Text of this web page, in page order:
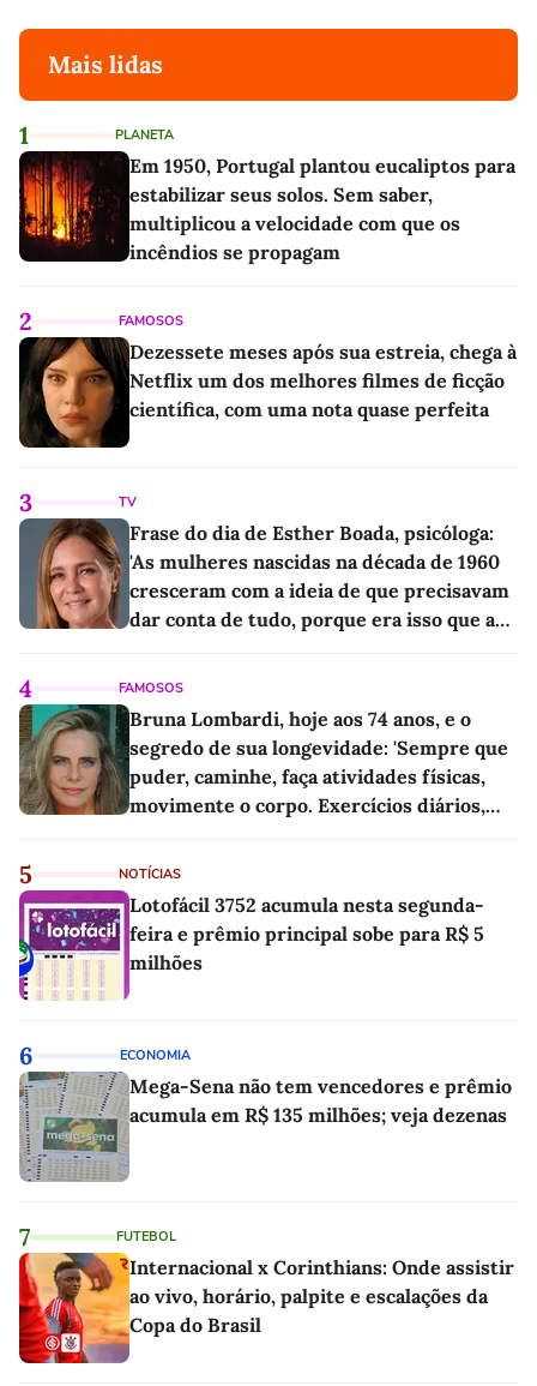
Mais lidas
1 PLANETA
Em 1950, Portugal plantou eucaliptos para
estabilizar seus solos. Sem saber,
multiplicou a velocidade com que os
incêndios se propagam
2 FAMOSOS
Dezessete meses após sua estreia, chega à
Netflix um dos melhores filmes de ficção
científica, com uma nota quase perfeita
3 TV
Frase do dia de Esther Boada, psicóloga:
'As mulheres nascidas na década de 1960
cresceram com a ideia de que precisavam
dar conta de tudo, porque era isso que a
4 FAMOSOS
Bruna Lombardi, hoje aos 74 anos, e o
segredo de sua longevidade: 'Sempre que
puder, caminhe, faça atividades físicas,
movimente o corpo. Exercícios diários,
5 NOTÍCIAS
Lotofácil 3752 acumula nesta segunda-
feira e prêmio principal sobe para R$ 5
milhões
6 ECONOMIA
Mega-Sena não tem vencedores e prêmio
acumula em R$ 135 milhões; veja dezenas
7 FUTEBOL
Internacional x Corinthians: Onde assistir
ao vivo, horário, palpite e escalações da
Copa do Brasil